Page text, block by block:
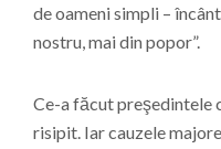
de oameni simpli –
nostru, mai din popor”.
Ce-a făcut preşedintele
risipit. Iar cauzele